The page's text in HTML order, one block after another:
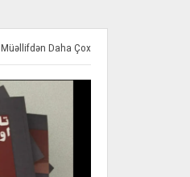
Müəllifdən Daha Çox